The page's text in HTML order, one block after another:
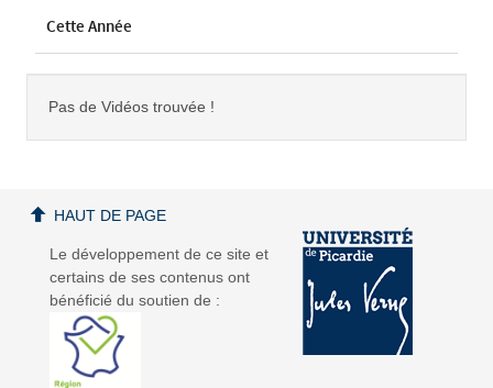
Cette Année
Pas de Vidéos trouvée !
Le développement de ce site et
certains de ses contenus ont
bénéficié du soutien de :
HAUT DE PAGE